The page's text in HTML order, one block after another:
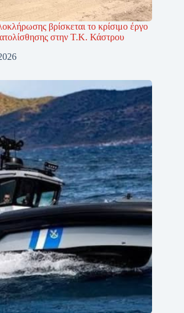
βρίσκεται το κρίσιμο έργο
στην Τ.Κ. Κάστρου